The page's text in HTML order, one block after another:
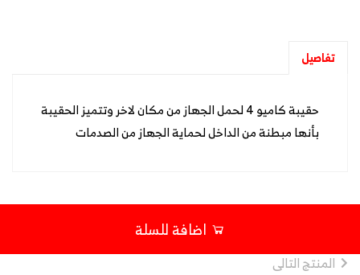
تفاصيل
حقيبة كاميو 4 لحمل الجهاز من مكان لاخر وتتميز الحقيبة
بأنها مبطنة من الداخل لحماية الجهاز من الصدمات
اضافة للسلة
المنتج التالى